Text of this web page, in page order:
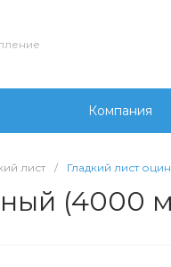
Компания
лист / Гладкий лист
(4000